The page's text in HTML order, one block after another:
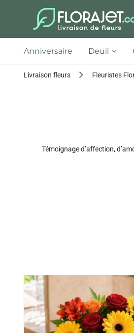
Anniversaire Deuil
Livraison fleurs Fleuristes
Témoignage d’affection,